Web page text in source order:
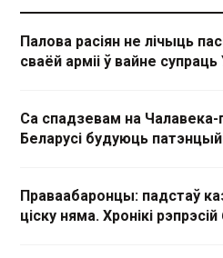
Палова расіян не лічыць
сваёй арміі ў вайне супраць
Са спадзевам на Чалавека-
Беларусі будуюць
Праваабаронцы: падстаў
ціску няма. Хронікі